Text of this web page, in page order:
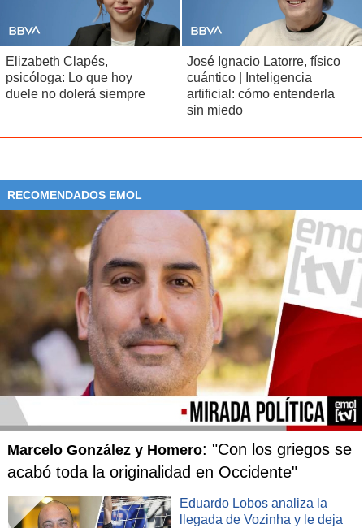
Elizabeth Clapés,
psicóloga: Lo que hoy
duele no dolerá siempre
José Ignacio Latorre, físico
cuántico | Inteligencia
artificial: cómo entenderla
sin miedo
RECOMENDADOS EMOL
Marcelo González y Homero: "Con los griegos se
acabó toda la originalidad en Occidente"
Eduardo Lobos analiza la
llegada de Vozinha y le deja